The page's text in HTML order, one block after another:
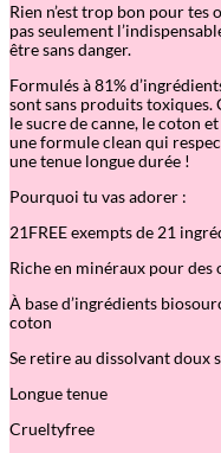
f
f
r
t
v
e
r
n
s
à
o
n
g
l
e
2
n
–
Rien n’est trop bon pour tes
pas seulement
être sans danger.
Formulés à 81%
sont sans produits toxiques.
le sucre de canne, le coton
une formule clean qui
une tenue longue durée !
Pourquoi tu vas adorer :
21FREE exempts de 21
Riche en minéraux pour des
À base d’ingrédients
coton
Se retire au dissolvant doux
Longue tenue
Crueltyfree